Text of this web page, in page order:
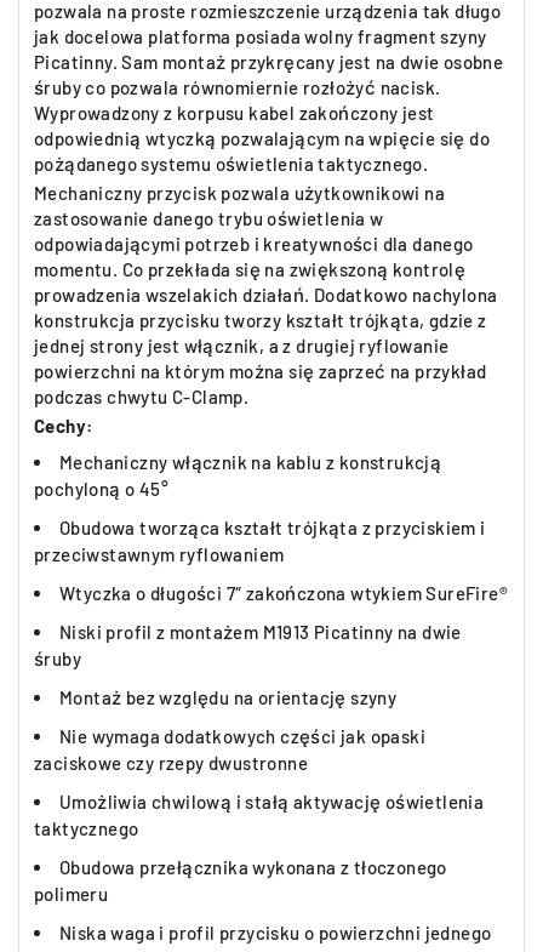
pozwala na proste rozmieszczenie urządzenia tak długo
jak docelowa platforma posiada wolny fragment szyny
Picatinny. Sam montaż przykręcany jest na dwie osobne
śruby co pozwala równomiernie rozłożyć nacisk.
Wyprowadzony z korpusu kabel zakończony jest
odpowiednią wtyczką pozwalającym na wpięcie się do
pożądanego systemu oświetlenia taktycznego.
Mechaniczny przycisk pozwala użytkownikowi na
zastosowanie danego trybu oświetlenia w
odpowiadającymi potrzeb i kreatywności dla danego
momentu. Co przekłada się na zwiększoną kontrolę
prowadzenia wszelakich działań. Dodatkowo nachylona
konstrukcja przycisku tworzy kształt trójkąta, gdzie z
jednej strony jest włącznik, a z drugiej ryflowanie
powierzchni na którym można się zaprzeć na przykład
podczas chwytu C-Clamp.
Cechy:
Mechaniczny włącznik na kablu z konstrukcją
pochyloną o 45°
Obudowa tworząca kształt trójkąta z przyciskiem i
przeciwstawnym ryflowaniem
Wtyczka o długości 7″ zakończona wtykiem SureFire®
Niski profil z montażem M1913 Picatinny na dwie
śruby
Montaż bez względu na orientację szyny
Nie wymaga dodatkowych części jak opaski
zaciskowe czy rzepy dwustronne
Umożliwia chwilową i stałą aktywację oświetlenia
taktycznego
Obudowa przełącznika wykonana z tłoczonego
polimeru
Niska waga i profil przycisku o powierzchni jednego